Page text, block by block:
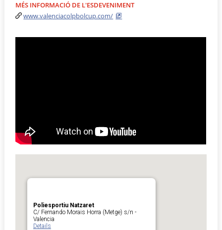
MÉS INFORMACIÓ DE L'ESDEVENIMENT
www.valenciacolpbolcup.com/
Poliesportiu Natzaret
C/ Fernando Morais Horra (Metge) s/n -
Valencia
Details